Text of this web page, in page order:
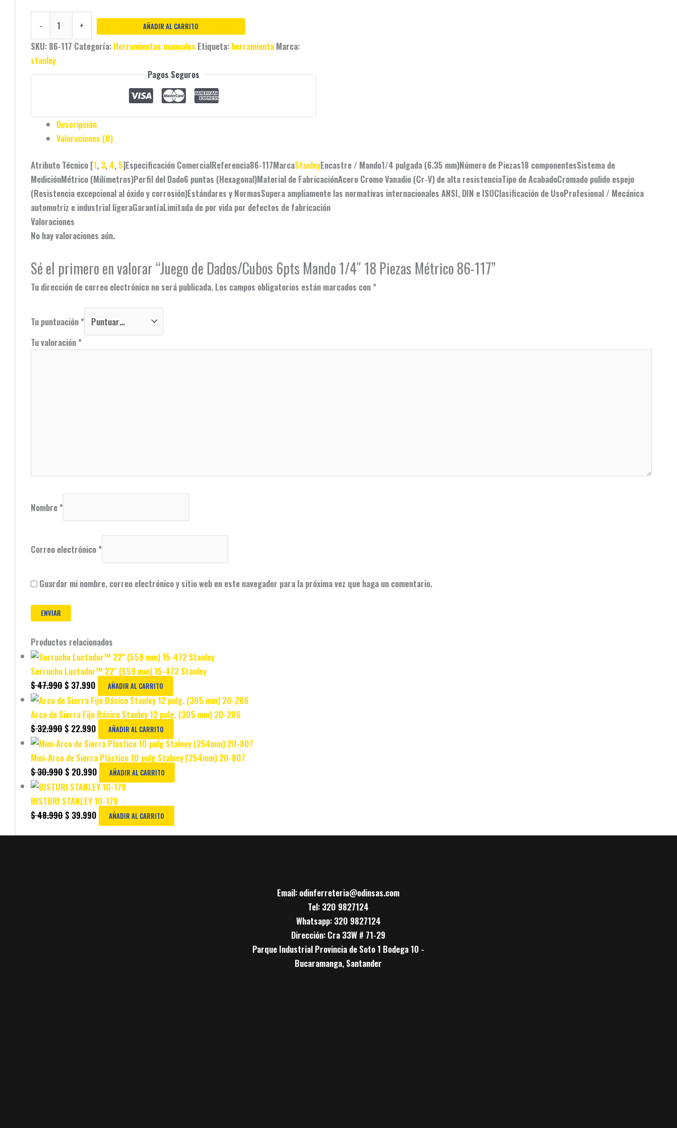
- + AÑADIR AL CARRITO
SKU: 86-117 Categoría: Herramientas manuales Etiqueta: herramienta Marca:
stanley
Pagos Seguros
Descripción
Valoraciones (0)
Atributo Técnico [1, 3, 4, 5]Especificación ComercialReferencia86-117MarcaStanleyEncastre / Mando1/4 pulgada (6.35 mm)Número de Piezas18 componentesSistema de
MediciónMétrico (Milímetros)Perfil del Dado6 puntas (Hexagonal)Material de FabricaciónAcero Cromo Vanadio (Cr-V) de alta resistenciaTipo de AcabadoCromado pulido espejo
(Resistencia excepcional al óxido y corrosión)Estándares y NormasSupera ampliamente las normativas internacionales ANSI, DIN e ISOClasificación de UsoProfesional / Mecánica
automotriz e industrial ligeraGarantíaLimitada de por vida por defectos de fabricación
Valoraciones
No hay valoraciones aún.
Sé el primero en valorar “Juego de Dados/Cubos 6pts Mando 1/4″ 18 Piezas Métrico 86-117”
Tu dirección de correo electrónico no será publicada. Los campos obligatorios están marcados con *
Tu puntuación *
Tu valoración *
Nombre *
Correo electrónico *
Guardar mi nombre, correo electrónico y sitio web en este navegador para la próxima vez que haga un comentario.
Productos relacionados
Serrucho Luctador™ 22″ (559 mm) 15-472 Stanley
$47.990 $ 37.990 AÑADIR AL CARRITO
Arco de Sierra Fijo Básico Stanley 12 pulg. (305 mm) 20-206
$32.990 $ 22.990 AÑADIR AL CARRITO
Mini-Arco de Sierra Plástico 10 pulg Stalney (254mm) 20-807
$30.990 $ 20.990 AÑADIR AL CARRITO
BISTURI STANLEY 10-179
$48.990 $ 39.990 AÑADIR AL CARRITO
Email: odinferreteria@odinsas.com
Tel: 320 9827124
Whatsapp: 320 9827124
Dirección: Cra 33W # 71-29
Parque Industrial Provincia de Soto 1 Bodega 10 -
Bucaramanga, Santander